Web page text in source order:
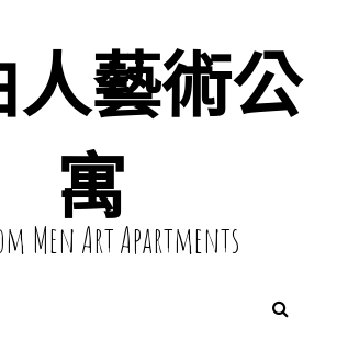
人藝術公
寓
Men Art Apartments